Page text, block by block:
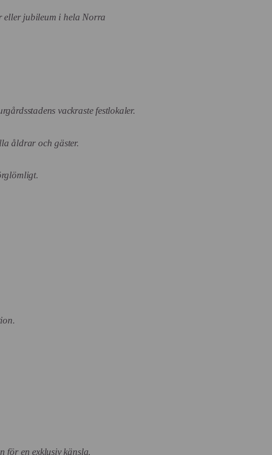
eller jubileum i hela Norra
vackraste festlokaler.
åldrar och gäster.
för en exklusiv känsla.